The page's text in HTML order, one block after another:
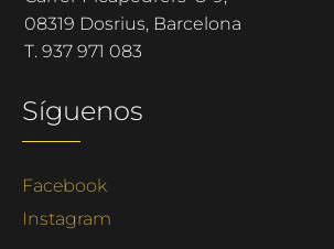
08319 Dosrius, Barcelona
T. 937 971 083
Síguenos
Facebook
Instagram